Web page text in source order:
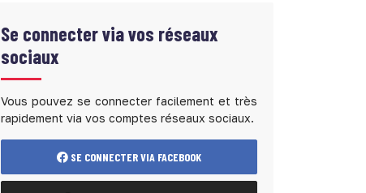
Se connecter via vos réseaux
sociaux
Vous pouvez se connecter facilement et très
rapidement via vos comptes réseaux sociaux.
SE CONNECTER VIA FACEBOOK